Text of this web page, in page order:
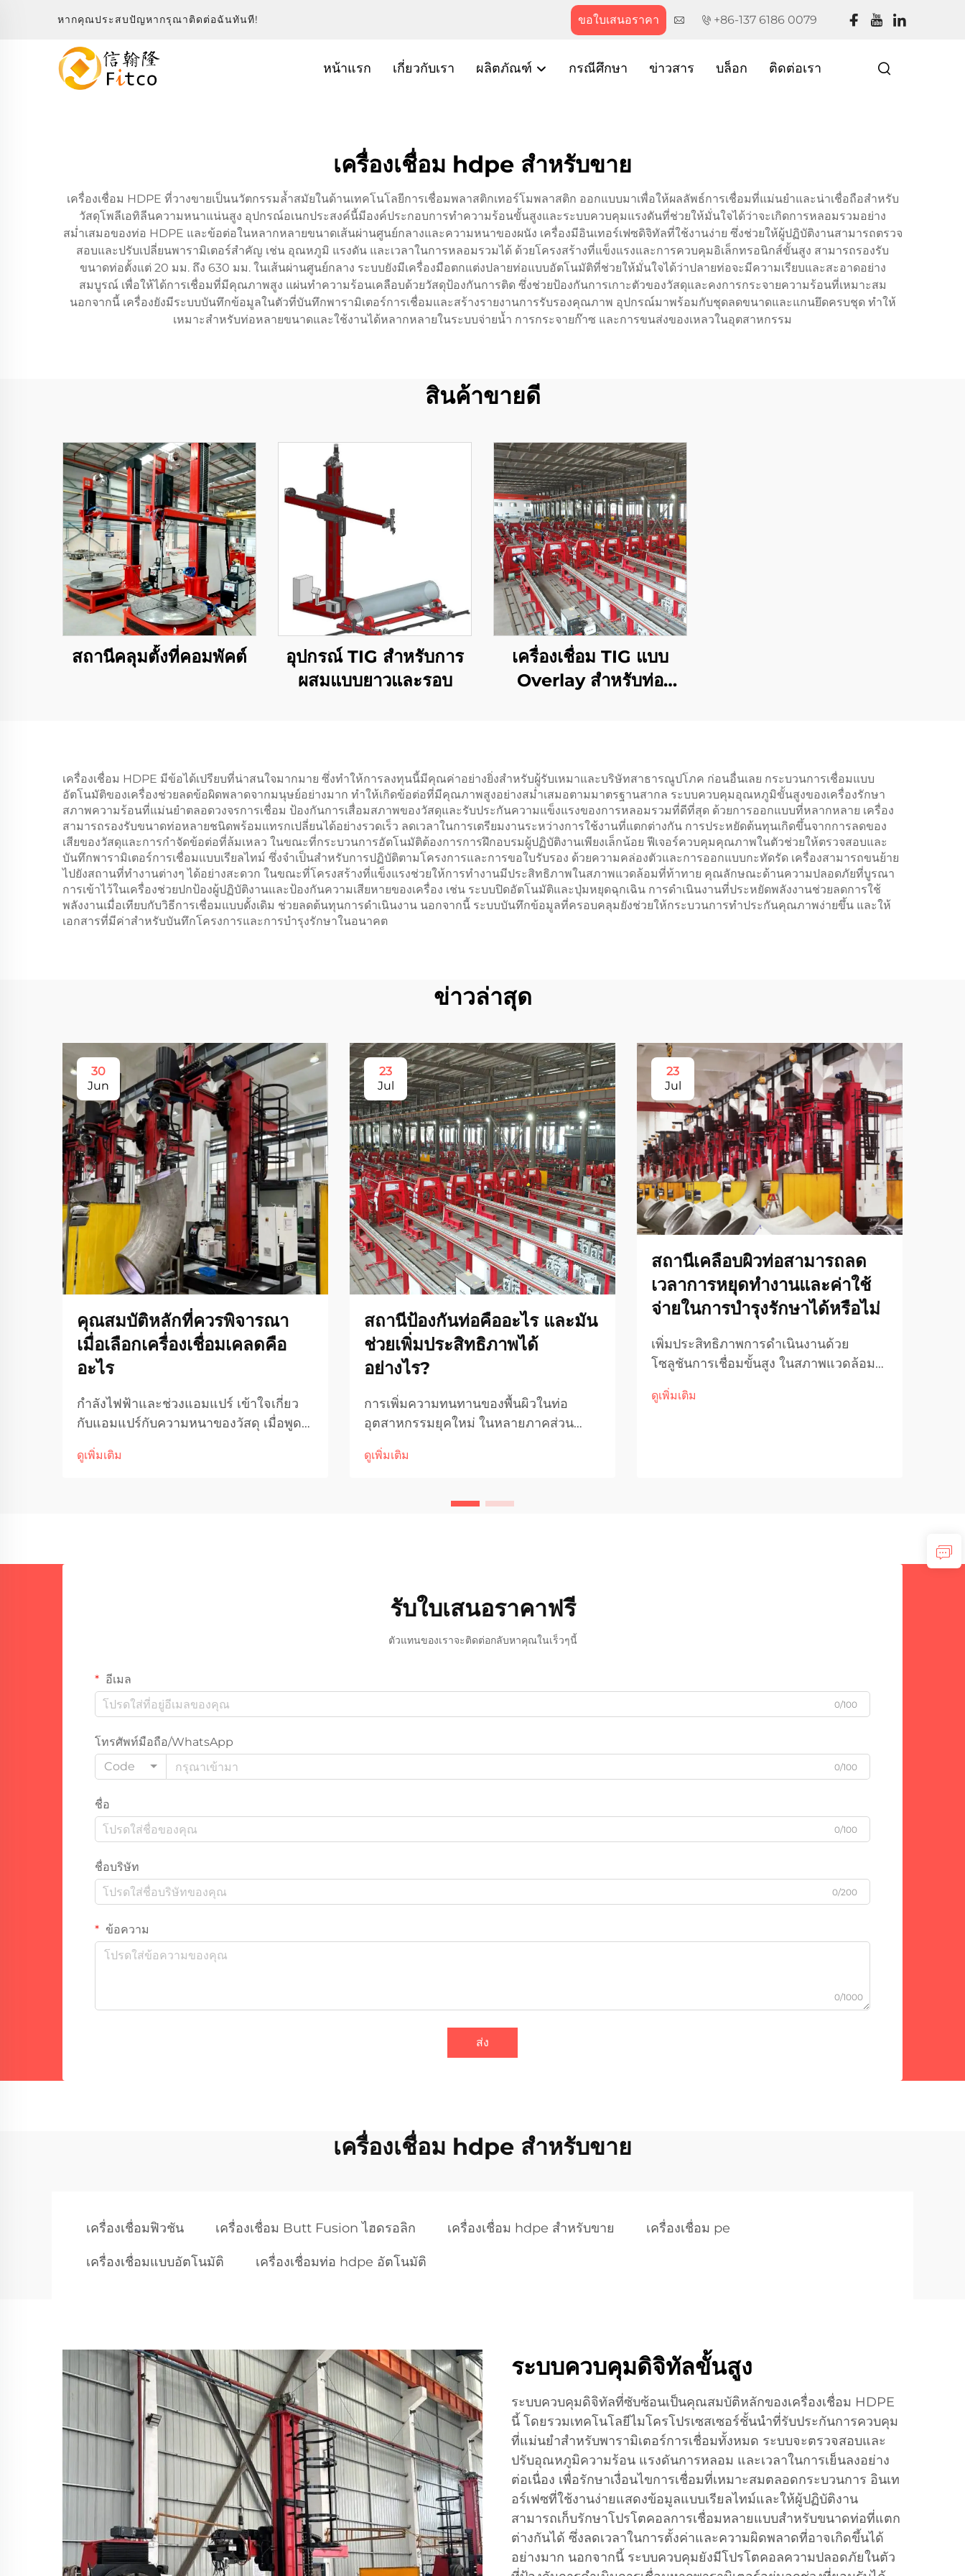
หากคุณประสบปัญหากรุณาติดต่อฉันทันที! ขอใบเสนอราคา +86-137 6186 0079
หน้าแรก เกี่ยวกับเรา ผลิตภัณฑ์ กรณีศึกษา ข่าวสาร บล็อก ติดต่อเรา
เครื่องเชื่อม hdpe สำหรับขาย
เครื่องเชื่อม HDPE ที่วางขายเป็นนวัตกรรมล้ำสมัยในด้านเทคโนโลยีการเชื่อมพลาสติกเทอร์โมพลาสติก ออกแบบมาเพื่อให้ผลลัพธ์การเชื่อมที่แม่นยำและน่าเชื่อถือสำหรับ
วัสดุโพลีเอทิลีนความหนาแน่นสูง อุปกรณ์อเนกประสงค์นี้มีองค์ประกอบการทำความร้อนขั้นสูงและระบบควบคุมแรงดันที่ช่วยให้มั่นใจได้ว่าจะเกิดการหลอมรวมอย่าง
สม่ำเสมอของท่อ HDPE และข้อต่อในหลากหลายขนาดเส้นผ่านศูนย์กลางและความหนาของผนัง เครื่องมีอินเทอร์เฟซดิจิทัลที่ใช้งานง่าย ซึ่งช่วยให้ผู้ปฏิบัติงานสามารถตรวจ
สอบและปรับเปลี่ยนพารามิเตอร์สำคัญ เช่น อุณหภูมิ แรงดัน และเวลาในการหลอมรวมได้ ด้วยโครงสร้างที่แข็งแรงและการควบคุมอิเล็กทรอนิกส์ขั้นสูง สามารถรองรับ
ขนาดท่อตั้งแต่ 20 มม. ถึง 630 มม. ในเส้นผ่านศูนย์กลาง ระบบยังมีเครื่องมือตกแต่งปลายท่อแบบอัตโนมัติที่ช่วยให้มั่นใจได้ว่าปลายท่อจะมีความเรียบและสะอาดอย่าง
สมบูรณ์ เพื่อให้ได้การเชื่อมที่มีคุณภาพสูง แผ่นทำความร้อนเคลือบด้วยวัสดุป้องกันการติด ซึ่งช่วยป้องกันการเกาะตัวของวัสดุและคงการกระจายความร้อนที่เหมาะสม
นอกจากนี้ เครื่องยังมีระบบบันทึกข้อมูลในตัวที่บันทึกพารามิเตอร์การเชื่อมและสร้างรายงานการรับรองคุณภาพ อุปกรณ์มาพร้อมกับชุดลดขนาดและแกนยึดครบชุด ทำให้
เหมาะสำหรับท่อหลายขนาดและใช้งานได้หลากหลายในระบบจ่ายน้ำ การกระจายก๊าซ และการขนส่งของเหลวในอุตสาหกรรม
สินค้าขายดี
สถานีคลุมตั้งที่คอมพัคต์
อุปกรณ์ TIG สําหรับการ
ผสมแบบยาวและรอบ
เครื่องเชื่อม TIG แบบ
Overlay สำหรับท่อ
เครื่องเชื่อม HDPE มีข้อได้เปรียบที่น่าสนใจมากมาย ซึ่งทำให้การลงทุนนี้มีคุณค่าอย่างยิ่งสำหรับผู้รับเหมาและบริษัทสาธารณูปโภค ก่อนอื่นเลย กระบวนการเชื่อมแบบ
อัตโนมัติของเครื่องช่วยลดข้อผิดพลาดจากมนุษย์อย่างมาก ทำให้เกิดข้อต่อที่มีคุณภาพสูงอย่างสม่ำเสมอตามมาตรฐานสากล ระบบควบคุมอุณหภูมิขั้นสูงของเครื่องรักษา
สภาพความร้อนที่แม่นยำตลอดวงจรการเชื่อม ป้องกันการเสื่อมสภาพของวัสดุและรับประกันความแข็งแรงของการหลอมรวมที่ดีที่สุด ด้วยการออกแบบที่หลากหลาย เครื่อง
สามารถรองรับขนาดท่อหลายชนิดพร้อมแทรกเปลี่ยนได้อย่างรวดเร็ว ลดเวลาในการเตรียมงานระหว่างการใช้งานที่แตกต่างกัน การประหยัดต้นทุนเกิดขึ้นจากการลดของ
เสียของวัสดุและการกำจัดข้อต่อที่ล้มเหลว ในขณะที่กระบวนการอัตโนมัติต้องการการฝึกอบรมผู้ปฏิบัติงานเพียงเล็กน้อย ฟีเจอร์ควบคุมคุณภาพในตัวช่วยให้ตรวจสอบและ
บันทึกพารามิเตอร์การเชื่อมแบบเรียลไทม์ ซึ่งจำเป็นสำหรับการปฏิบัติตามโครงการและการขอใบรับรอง ด้วยความคล่องตัวและการออกแบบกะทัดรัด เครื่องสามารถขนย้าย
ไปยังสถานที่ทำงานต่างๆ ได้อย่างสะดวก ในขณะที่โครงสร้างที่แข็งแรงช่วยให้การทำงานมีประสิทธิภาพในสภาพแวดล้อมที่ท้าทาย คุณลักษณะด้านความปลอดภัยที่บูรณา
การเข้าไว้ในเครื่องช่วยปกป้องผู้ปฏิบัติงานและป้องกันความเสียหายของเครื่อง เช่น ระบบปิดอัตโนมัติและปุ่มหยุดฉุกเฉิน การดำเนินงานที่ประหยัดพลังงานช่วยลดการใช้
พลังงานเมื่อเทียบกับวิธีการเชื่อมแบบดั้งเดิม ช่วยลดต้นทุนการดำเนินงาน นอกจากนี้ ระบบบันทึกข้อมูลที่ครอบคลุมยังช่วยให้กระบวนการทำประกันคุณภาพง่ายขึ้น และให้
เอกสารที่มีค่าสำหรับบันทึกโครงการและการบำรุงรักษาในอนาคต
ข่าวล่าสุด
30
Jun
คุณสมบัติหลักที่ควรพิจารณา
เมื่อเลือกเครื่องเชื่อมเคลดคือ
อะไร
กำลังไฟฟ้าและช่วงแอมแปร์ เข้าใจเกี่ยว
กับแอมแปร์กับความหนาของวัสดุ เมื่อพูด
กระแสแอมแปร์มีบทบาทสำคัญอย่างมาก
ดูเพิ่มเติม
23
Jul
สถานีป้องกันท่อคืออะไร และมัน
ช่วยเพิ่มประสิทธิภาพได้
อย่างไร?
การเพิ่มความทนทานของพื้นผิวในท่อ
อุตสาหกรรมยุคใหม่ ในหลายภาคส่วน
ต้องไม่เพียงแค่ลำเลียงวัสดุได้อย่างมี
แวดล้อมที่รุนแรง เช่น ความกัดกร่อน แรง
ดูเพิ่มเติม
23
Jul
สถานีเคลือบผิวท่อสามารถลด
เวลาการหยุดทำงานและค่าใช้
จ่ายในการบำรุงรักษาได้หรือไม่
เพิ่มประสิทธิภาพการดำเนินงานด้วย
โซลูชันการเชื่อมขั้นสูง ในสภาพแวดล้อม
การรักษาการดำเนินงานให้ต่อเนื่องและลด
ดูเพิ่มเติม
รับใบเสนอราคาฟรี
ตัวแทนของเราจะติดต่อกลับหาคุณในเร็วๆนี้
อีเมล
0/100
โทรศัพท์มือถือ/WhatsApp
Code
0/100
ชื่อ
0/100
ชื่อบริษัท
0/200
ข้อความ
0/1000
ส่ง
เครื่องเชื่อม hdpe สำหรับขาย
เครื่องเชื่อมฟิวชัน เครื่องเชื่อม Butt Fusion ไฮดรอลิก เครื่องเชื่อม hdpe สำหรับขาย เครื่องเชื่อม pe
เครื่องเชื่อมแบบอัตโนมัติ เครื่องเชื่อมท่อ hdpe อัตโนมัติ
ระบบควบคุมดิจิทัลขั้นสูง
ระบบควบคุมดิจิทัลที่ซับซ้อนเป็นคุณสมบัติหลักของเครื่องเชื่อม HDPE
นี้ โดยรวมเทคโนโลยีไมโครโปรเซสเซอร์ชั้นนำที่รับประกันการควบคุม
ที่แม่นยำสำหรับพารามิเตอร์การเชื่อมทั้งหมด ระบบจะตรวจสอบและ
ปรับอุณหภูมิความร้อน แรงดันการหลอม และเวลาในการเย็นลงอย่าง
ต่อเนื่อง เพื่อรักษาเงื่อนไขการเชื่อมที่เหมาะสมตลอดกระบวนการ อินเท
อร์เฟซที่ใช้งานง่ายแสดงข้อมูลแบบเรียลไทม์และให้ผู้ปฏิบัติงาน
สามารถเก็บรักษาโปรโตคอลการเชื่อมหลายแบบสำหรับขนาดท่อที่แตก
ต่างกันได้ ซึ่งลดเวลาในการตั้งค่าและความผิดพลาดที่อาจเกิดขึ้นได้
อย่างมาก นอกจากนี้ ระบบควบคุมยังมีโปรโตคอลความปลอดภัยในตัว